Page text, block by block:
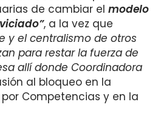
de cambiar el modelo
, a la vez que
y el centralismo de otros
para restar la fuerza de
allí donde Coordinadora
al bloqueo en la
Competencias y en la